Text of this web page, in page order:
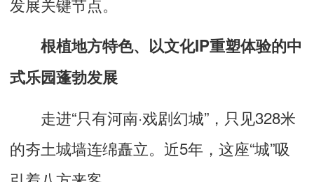
根植地方特色、以文化IP重塑体验的中
式乐园蓬勃发展
走进“只有河南·戏剧幻城”，只见328米
的夯土城墙连绵矗立。近5年，这座“城”吸